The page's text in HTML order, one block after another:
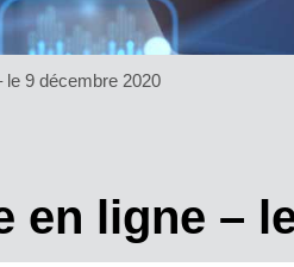
le 9 décembre 2020
en ligne –